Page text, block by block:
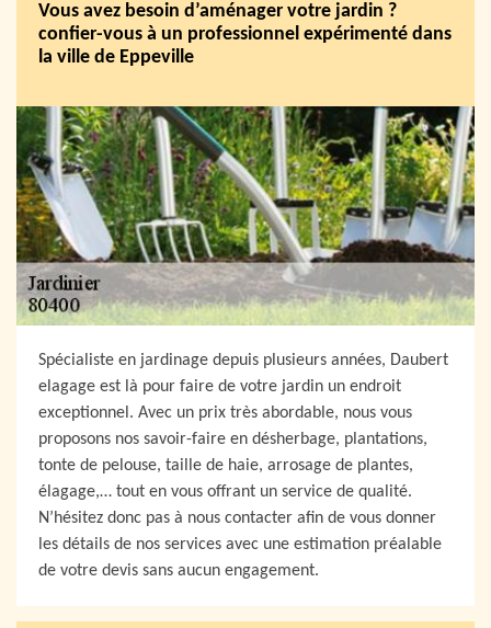
Vous avez besoin d’aménager votre jardin ?
confier-vous à un professionnel expérimenté dans
la ville de Eppeville
Spécialiste en jardinage depuis plusieurs années, Daubert
elagage est là pour faire de votre jardin un endroit
exceptionnel. Avec un prix très abordable, nous vous
proposons nos savoir-faire en désherbage, plantations,
tonte de pelouse, taille de haie, arrosage de plantes,
élagage,… tout en vous offrant un service de qualité.
N’hésitez donc pas à nous contacter afin de vous donner
les détails de nos services avec une estimation préalable
de votre devis sans aucun engagement.